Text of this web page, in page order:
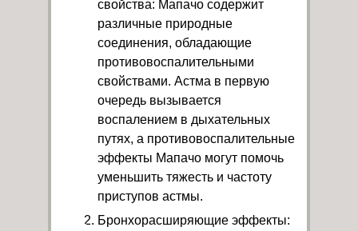
свойства: Мапачо содержит
различные природные
соединения, обладающие
противовоспалительными
свойствами. Астма в первую
очередь вызывается
воспалением в дыхательных
путях, а противовоспалительные
эффекты Мапачо могут помочь
уменьшить тяжесть и частоту
приступов астмы.
Бронхорасширяющие эффекты: